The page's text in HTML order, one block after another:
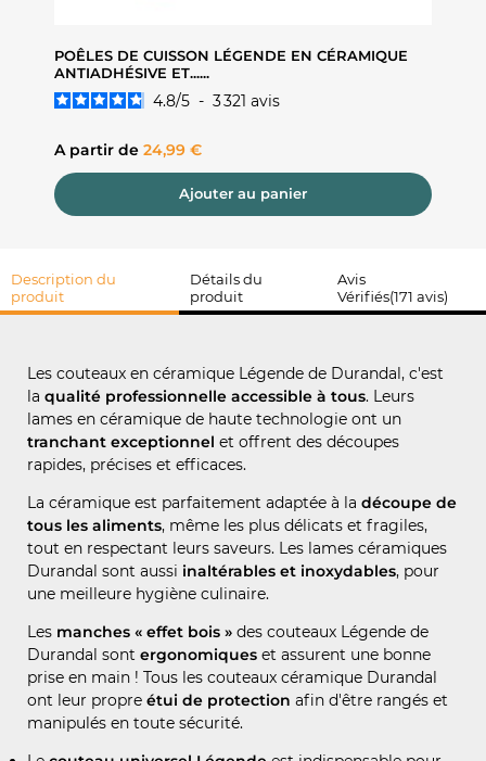
POÊLES DE CUISSON LÉGENDE EN CÉRAMIQUE
ANTIADHÉSIVE ET......
4.8/5 - 3 321 avis
Prix
A partir de 24,99 €
Ajouter au panier
Description du
produit
Détails du
produit
Avis
Vérifiés(171 avis)
Les couteaux en céramique Légende de Durandal, c'est
la qualité professionnelle accessible à tous. Leurs
lames en céramique de haute technologie ont un
tranchant exceptionnel et offrent des découpes
rapides, précises et efficaces.
La céramique est parfaitement adaptée à la découpe de
tous les aliments, même les plus délicats et fragiles,
tout en respectant leurs saveurs. Les lames céramiques
Durandal sont aussi inaltérables et inoxydables, pour
une meilleure hygiène culinaire.
Les manches « effet bois » des couteaux Légende de
Durandal sont ergonomiques et assurent une bonne
prise en main ! Tous les couteaux céramique Durandal
ont leur propre étui de protection afin d'être rangés et
manipulés en toute sécurité.